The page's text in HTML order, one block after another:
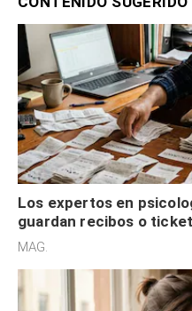
Los expertos en
guardan recibos o
son acumuladores, sino
MAG.